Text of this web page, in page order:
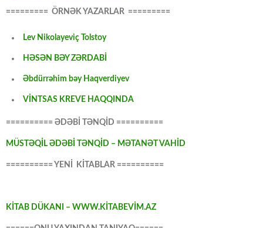
========= ÖRNƏK YAZARLAR =========
Lev Nikolayeviç Tolstoy
HƏSƏN BƏY ZƏRDABİ
Əbdürrəhim bəy Haqverdiyev
VİNTSAS KREVE HAQQINDA
========== ƏDƏBİ TƏNQİD ==========
MÜSTƏQİL ƏDƏBİ TƏNQİD – MƏTANƏT VAHİD
========== YENİ KİTABLAR ==========
KİTAB DÜKANI – WWW.KİTABEVİM.AZ